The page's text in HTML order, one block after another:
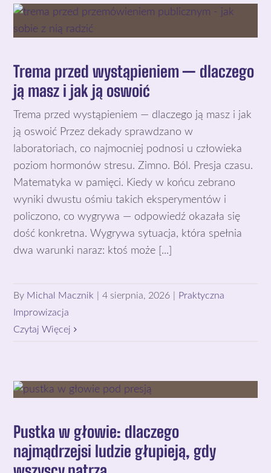
Trema przed wystąpieniem — dlaczego
ją masz i jak ją oswoić
Trema przed wystąpieniem — dlaczego ją masz i jak
ją oswoić Przez dekady sprawdzano w
laboratoriach, co najmocniej podnosi u człowieka
poziom hormonów stresu. Zimno. Ból. Presja czasu.
Matematyka w pamięci. Kiedy w końcu zebrano
wyniki dwustu ośmiu takich eksperymentów i
policzono, co wygrywa — odpowiedź okazała się
dość konkretna. Wygrywa sytuacja, która spełnia
dwa warunki naraz: ktoś może [...]
By Michal Macznik 4 sierpnia, 2026
Praktyczna
Improwizacja
Czytaj Więcej
Pustka w głowie: dlaczego
najmądrzejsi ludzie głupieją, gdy